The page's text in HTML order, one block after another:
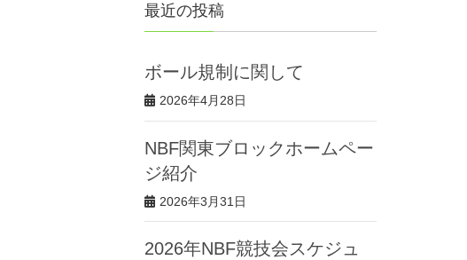
最近の投稿
ボール規制に関して
2026年4月28日
NBF関東ブロックホームペー
ジ紹介
2026年3月31日
2026年NBF競技会スケジュ